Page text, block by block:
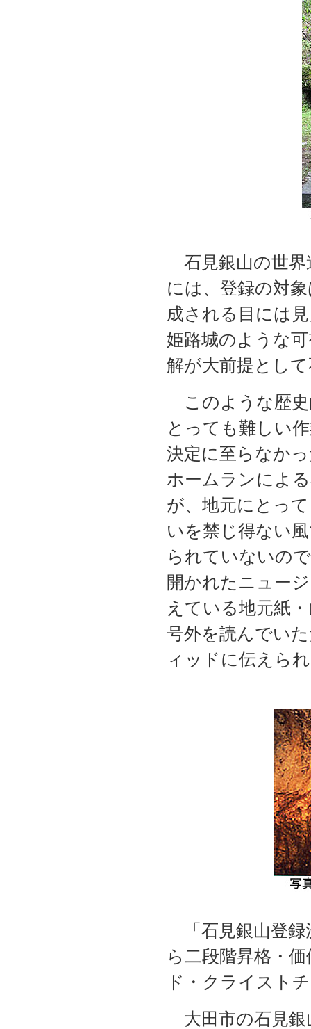
石見銀山の世界
には、登録の対
成される目には
姫路城のような
解が大前提とし
このような歴史
とっても難しい
決定に至らなか
ホームランによ
が、地元にとっ
いを禁じ得ない
られていないの
開かれたニュー
えている地元紙
号外を読んでい
ィッドに伝えら
「石見銀山登録
ら二段階昇格・
ド・クライスト
大田市の石見銀